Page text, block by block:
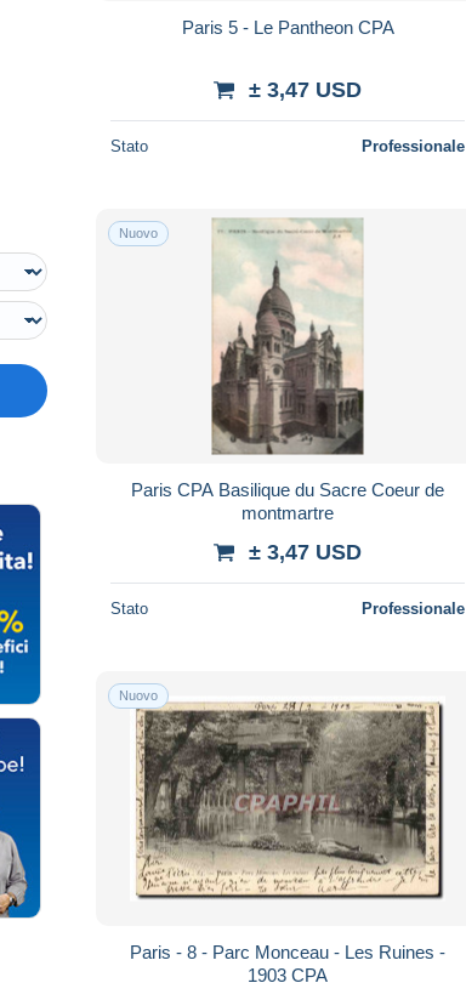
Paris 5 - Le Pantheon CPA
± 3,47 USD
Stato Professionale
Nuovo
Paris CPA Basilique du Sacre Coeur de
montmartre
± 3,47 USD
Stato Professionale
Nuovo
Paris - 8 - Parc Monceau - Les Ruines -
1903 CPA